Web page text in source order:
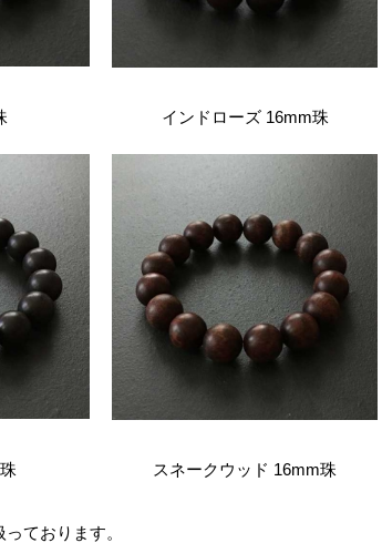
インドローズ 16mm珠
スネークウッド 16mm珠
ております。